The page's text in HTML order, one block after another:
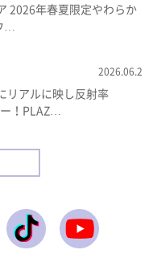
2026年春夏限定やわらか
…
2026.06.2
リアルに映し反射率
！PLAZ…